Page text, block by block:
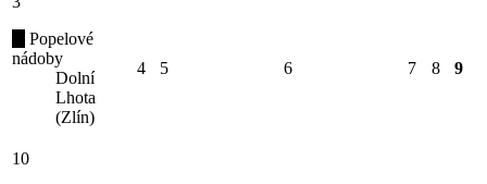
Popelové
nádoby
Dolní
Lhota
(Zlín)
4 5 6 7 8 9
10